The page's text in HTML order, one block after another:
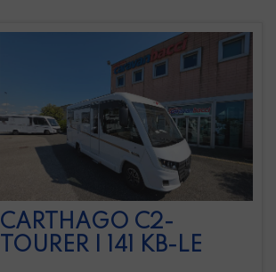
CARTHAGO C2-
TOURER I 141 KB-LE